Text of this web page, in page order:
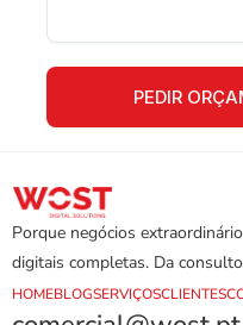
Porque negócios
digitais completas. Da
HOMEBLOGSERVIÇOSCLIENTES